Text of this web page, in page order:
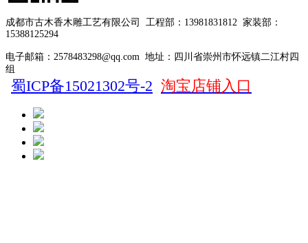
成都市古木香木雕工艺有限公司 工程部：13981831812 家装部：
15388125294
电子邮箱：2578483298@qq.com 地址：四川省崇州市怀远镇二江村四
组
蜀ICP备15021302号-2 淘宝店铺入口